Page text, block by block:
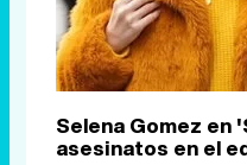
Selena Gomez en
asesinatos en el